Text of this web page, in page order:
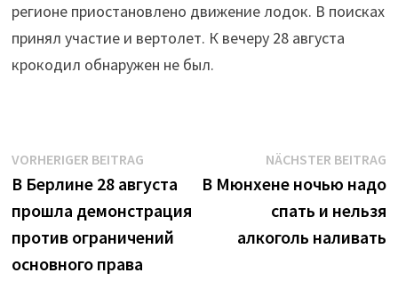
регионе приостановлено движение лодок. В поисках
принял участие и вертолет. К вечеру 28 августа
крокодил обнаружен не был.
Beitrags-
Navigation
VORHERIGER BEITRAGVorheriger
Beitrag:
В Берлине 28 августа
прошла демонстрация
против ограничений
основного права
NÄCHSTER BEITRAG
В Мюнхене ночью надо
спать и нельзя
алкоголь наливать